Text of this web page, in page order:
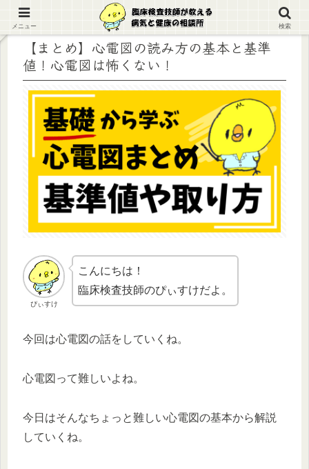
【まとめ】心電図の読み方の基本と基準
値！心電図は怖くない！
ぴぃすけ
こんにちは！
臨床検査技師のぴぃすけだよ。
今回は心電図の話をしていくね。
心電図って難しいよね。
今日はそんなちょっと難しい心電図の基本から解説
していくね。
メニュー 検索